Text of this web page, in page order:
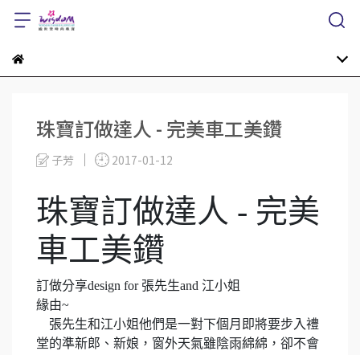
珠寶訂做達人 - 完美車工美鑽
子芳 2017-01-12
珠寶訂做達人 - 完美
車工美鑽
訂做分享design for 張先生and 江小姐
緣由~
張先生和江小姐他們是一對下個月即將要步入禮
堂的準新郎、新娘，窗外天氣雖陰雨綿綿，卻不會